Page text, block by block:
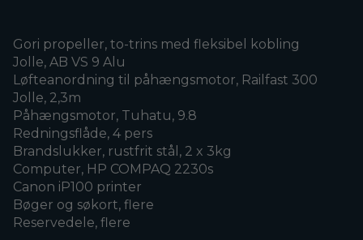
Gori propeller, to-trins med fleksibel kobling
Jolle, AB VS 9 Alu
Løfteanordning til påhængsmotor, Railfast 300
Jolle, 2,3m
Påhængsmotor, Tuhatu, 9.8
Redningsflåde, 4 pers
Brandslukker, rustfrit stål, 2 x 3kg
Computer, HP COMPAQ 2230s
Canon iP100 printer
Bøger og søkort, flere
Reservedele, flere